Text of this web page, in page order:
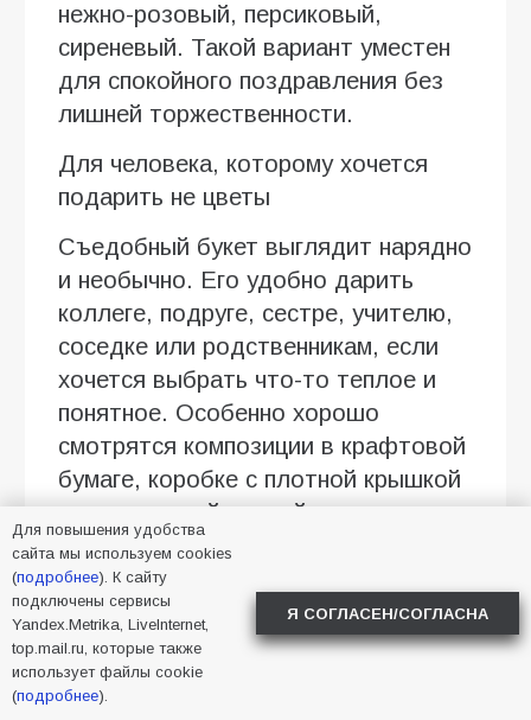
нежно-розовый, персиковый,
сиреневый. Такой вариант уместен
для спокойного поздравления без
лишней торжественности.
Для человека, которому хочется
подарить не цветы
Съедобный букет выглядит нарядно
и необычно. Его удобно дарить
коллеге, подруге, сестре, учителю,
соседке или родственникам, если
хочется выбрать что-то теплое и
понятное. Особенно хорошо
смотрятся композиции в крафтовой
бумаге, коробке с плотной крышкой
или с матовой лентой.
Для небольшого домашнего
праздника
Сладкий букет можно принести на
чаепитие, день рождения в узком
кругу или семейный завтрак. В
Для повышения удобства
сайта мы используем cookies
(подробнее). К сайту
подключены сервисы
Yandex.Metrika, LiveInternet,
top.mail.ru, которые также
использует файлы cookie
(подробнее).
Я СОГЛАСЕН/СОГЛАСНА